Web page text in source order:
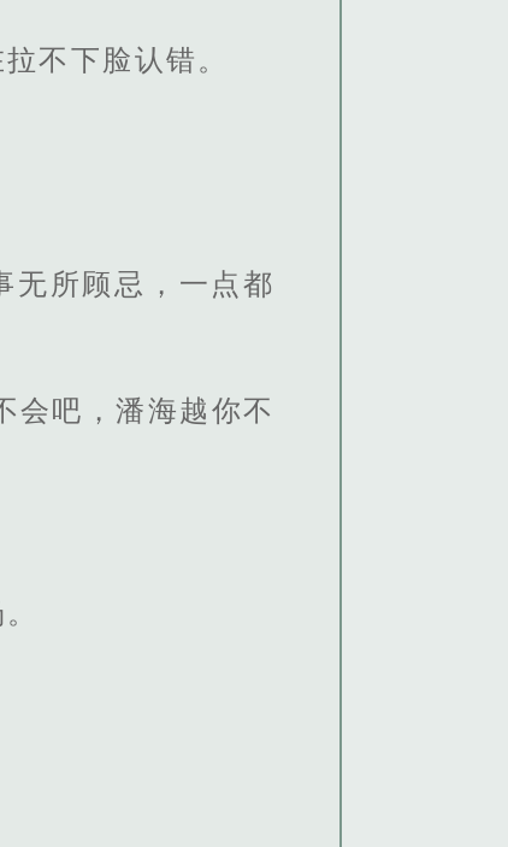
不下脸认错。
无所顾忌，一点都
会吧，潘海越你不